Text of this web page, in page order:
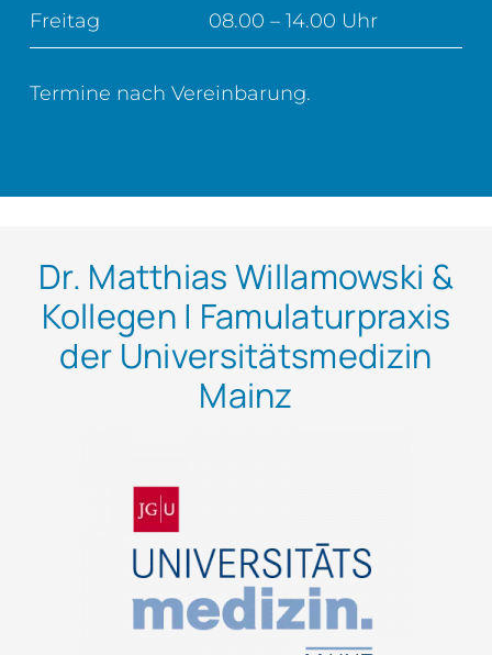
Freitag 08.00 – 14.00 Uhr
Termine nach Vereinbarung.
Dr. Matthias Willamowski &
Kollegen | Famulaturpraxis
der Universitätsmedizin
Mainz